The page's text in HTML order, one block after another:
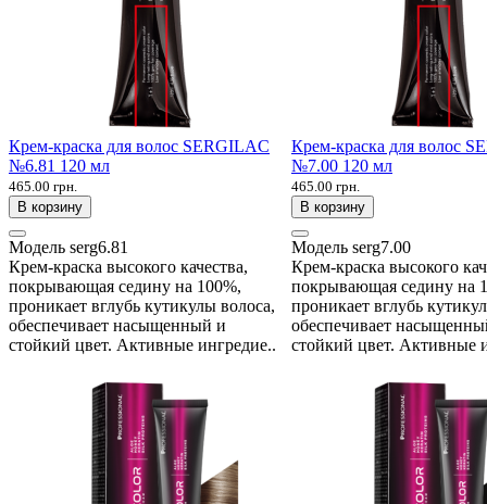
Крем-краска для волос SERGILAC
№6.81 120 мл
465.00 грн.
В корзину
Модель serg6.81
Крем-краска высокого качества,
покрывающая седину на 100%,
проникает вглубь кутикулы волоса,
обеспечивает насыщенный и
стойкий цвет. Активные ингредие..
Крем-краска для волос
№7.00 120 мл
465.00 грн.
В корзину
Модель serg7.00
Крем-краска высокого
покрывающая седину на
проникает вглубь
обеспечивает
стойкий цвет. Активные